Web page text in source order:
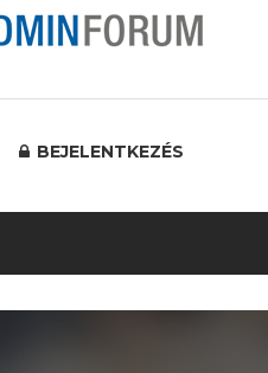
BEJELENTKEZÉS